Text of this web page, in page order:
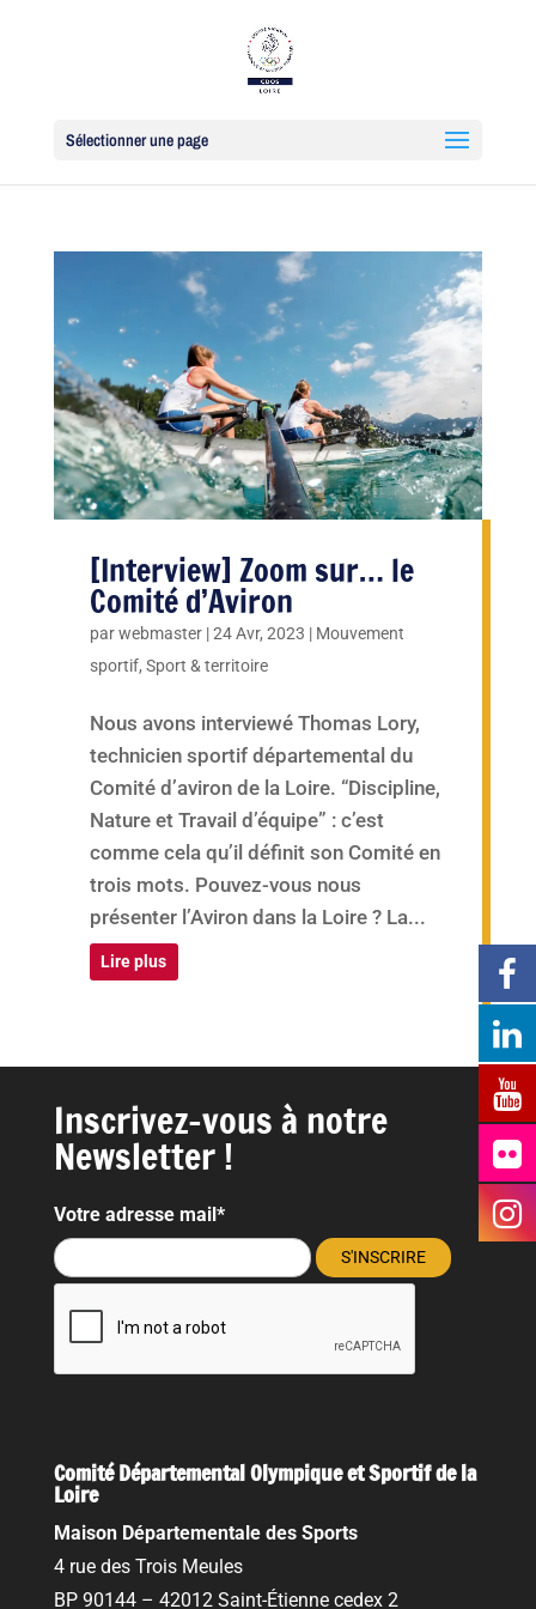
Sélectionner une page
[Interview] Zoom sur… le
Comité d’Aviron
parwebmaster|24 Avr, 2023 | Mouvement
sportif, Sport & territoire
Nous avons interviewé Thomas Lory,
technicien sportif départemental du
Comité d’aviron de la Loire. “Discipline,
Nature et Travail d’équipe” : c’est
comme cela qu’il définit son Comité en
trois mots. Pouvez-vous nous
présenter l’Aviron dans la Loire ? La...
Lire plus
Inscrivez-vous à notre
Newsletter !
Votre adresse mail*
Comité Départemental Olympique et Sportif de la
Loire
Maison Départementale des Sports
4 rue des Trois Meules
BP 90144 – 42012 Saint-Étienne cedex 2